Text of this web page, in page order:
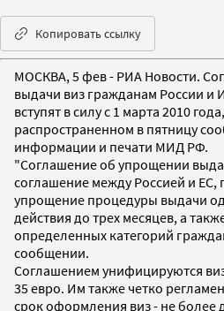
Копировать ссылку
МОСКВА, 5 фев - РИА Новости.
выдачи виз гражданам России и
вступят в силу с 1 марта 2010
распространенном в пятницу
информации и печати МИД РФ.
"Соглашение об упрощении
соглашение между Россией и ЕС,
упрощение процедуры выдачи
действия до трех месяцев, а
определенных категорий
сообщении.
Соглашением унифицируются
35 евро. Им также четко
срок оформления виз - не более